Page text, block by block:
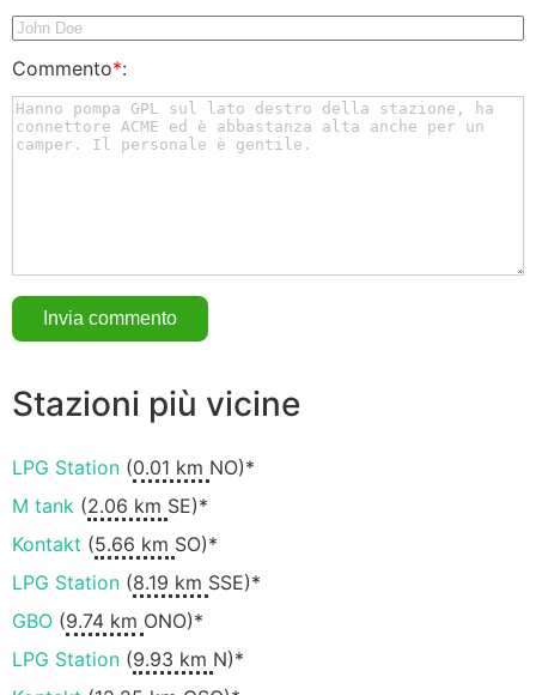
Commento*:
Stazioni più vicine
LPG Station (0.01 km NO)*
M tank (2.06 km SE)*
Kontakt (5.66 km SO)*
LPG Station (8.19 km SSE)*
GBO (9.74 km ONO)*
LPG Station (9.93 km N)*